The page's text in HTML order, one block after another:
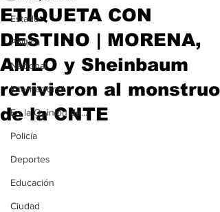
Estado
Política
Nacional
Internacional
En la Opinión de...
Policía
Deportes
Educación
Ciudad
ETIQUETA CON
DESTINO | MORENA,
AMLO y Sheinbaum
revivieron al monstruo
de la CNTE